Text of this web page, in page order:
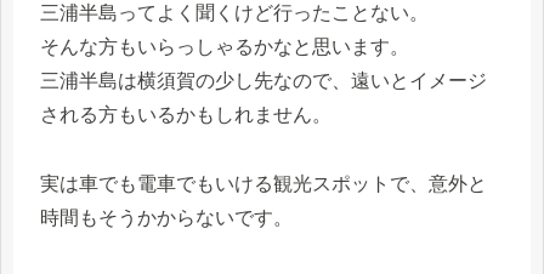
三浦半島ってよく聞くけど行ったことない。
そんな方もいらっしゃるかなと思います。
三浦半島は横須賀の少し先なので、遠いとイメージ
される方もいるかもしれません。
実は車でも電車でもいける観光スポットで、意外と
時間もそうかからないです。